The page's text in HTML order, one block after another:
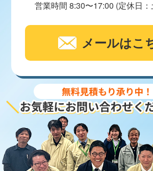
営業時間 8:30〜17:00 (定休日
メールはこ